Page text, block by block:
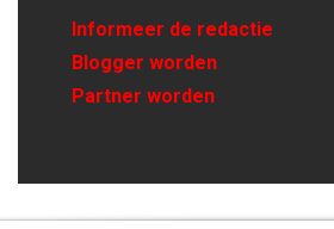
Informeer de redactie
Blogger worden
Partner worden